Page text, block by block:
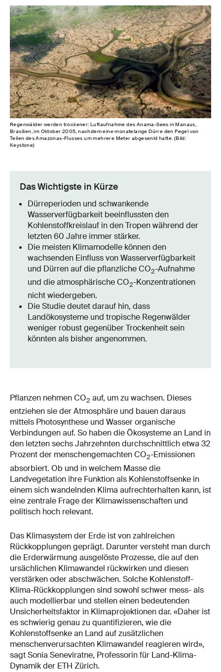
Regenwälder werden trockener: Luftaufnahme des Anama-​Sees in Manaus,
Brasilien, im Oktober 2005, nachdem eine monatelange Dürre den Pegel von
Teilen des Amazonas-​Flusses um mehrere Meter abgesenkt hatte. (Bild:
Keystone)
Das Wichtigste in Kürze
Dürreperioden und schwankende
Wasserverfügbarkeit beeinflussten den
Kohlenstoffkreislauf in den Tropen während der
letzten 60 Jahre immer stärker.
Die meisten Klimamodelle können den
wachsenden Einfluss von Wasserverfügbarkeit
und Dürren auf die pflanzliche CO2-Aufnahme
und die atmosphärische CO2-Konzentrationen
nicht wiedergeben.
Die Studie deutet darauf hin, dass
Landökosysteme und tropische Regenwälder
weniger robust gegenüber Trockenheit sein
könnten als bisher angenommen.
Pflanzen nehmen CO2 auf, um zu wachsen. Dieses
entziehen sie der Atmosphäre und bauen daraus
mittels Photosynthese und Wasser organische
Verbindungen auf. So haben die Ökosysteme an Land in
den letzten sechs Jahrzehnten durchschnittlich etwa 32
Prozent der menschengemachten CO2-Emissionen
absorbiert. Ob und in welchem Masse die
Landvegetation ihre Funktion als Kohlenstoffsenke in
einem sich wandelnden Klima aufrechterhalten kann, ist
eine zentrale Frage der Klimawissenschaften und
politisch hoch relevant.
Das Klimasystem der Erde ist von zahlreichen
Rückkopplungen geprägt. Darunter versteht man durch
die Erderwärmung ausgelöste Prozesse, die auf den
ursächlichen Klimawandel rückwirken und diesen
verstärken oder abschwächen. Solche Kohlenstoff-
Klima-Rückkopplungen sind sowohl schwer mess- als
auch modellierbar und stellen einen bedeutenden
Unsicherheitsfaktor in Klimaprojektionen dar. «Daher ist
es schwierig genau zu quantifizieren, wie die
Kohlenstoffsenke an Land auf zusätzlichen
menschenverursachten Klimawandel reagieren wird»,
sagt Sonia Seneviratne, Professorin für Land-Klima-
Dynamik der ETH Zürich.